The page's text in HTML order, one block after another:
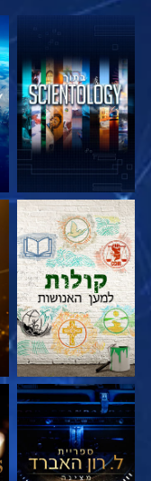
בדוק את הסדרה
בדוק את הסדרה